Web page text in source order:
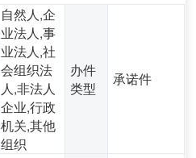
自然人,企
业法人,事
业法人,社
会组织法
人,非法人
企业,行政
机关,其他
组织
办件
类型
承诺件